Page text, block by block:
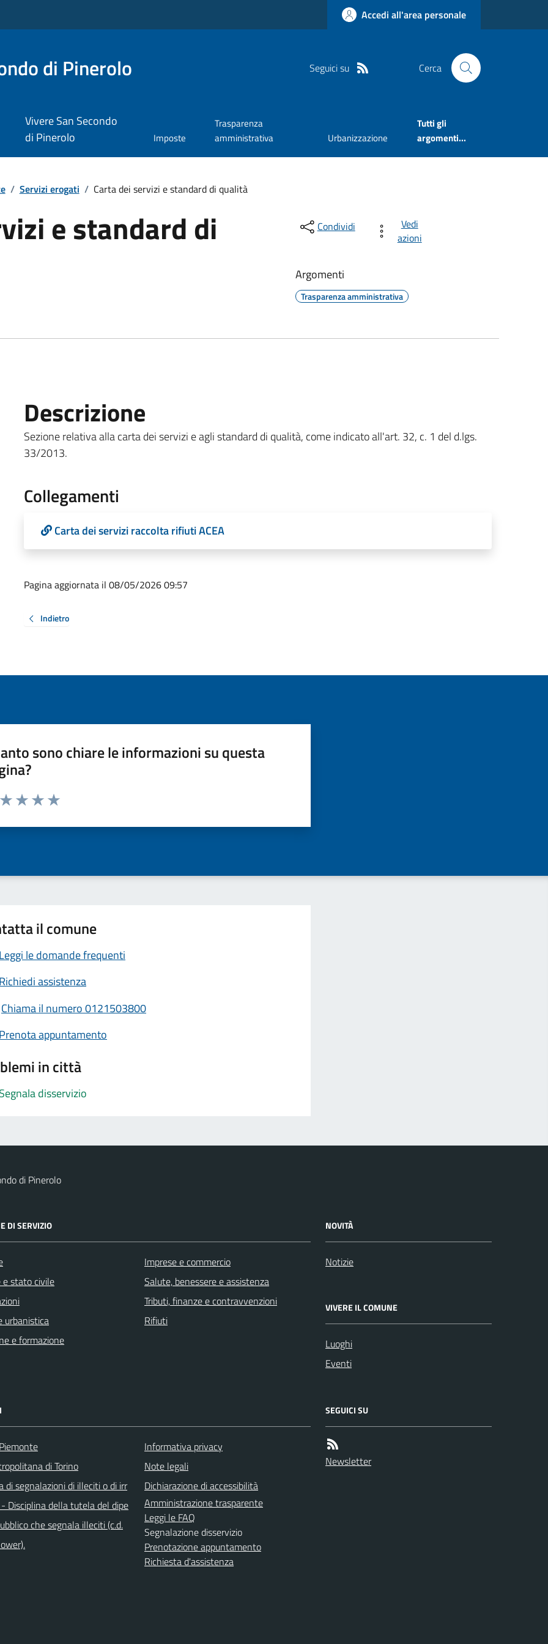
Accedi all'area personale
di Pinerolo Seguici su Cerca
Vivere San Secondo
di Pinerolo
Imposte
Trasparenza
amministrativa
Urbanizzazione
Tutti gli
argomenti...
/ Servizi erogati / Carta dei servizi e standard di qualità
e standard di Condividi
Vedi
azioni
Argomenti
Trasparenza amministrativa
Descrizione
Sezione relativa alla carta dei servizi e agli standard di qualità, come indicato all'art. 32, c. 1 del d.lgs.
33/2013.
Collegamenti
Carta dei servizi raccolta rifiuti ACEA
Pagina aggiornata il 08/05/2026 09:57
Indietro
sono chiare le informazioni su questa
da 1 a 5 stelle la pagina
il comune
Leggi le domande frequenti
Richiedi assistenza
Chiama il numero 0121503800
Prenota appuntamento
in città
Segnala disservizio
di Pinerolo
DI SERVIZIO
e stato civile
urbanistica
e formazione
Imprese e commercio
Salute, benessere e assistenza
Tributi, finanze e contravvenzioni
Rifiuti
NOVITÀ
Notizie
VIVERE IL COMUNE
Luoghi
Eventi
di Torino
di segnalazioni di illeciti o di irr
Disciplina della tutela del dipe
che segnala illeciti (c.d.
Informativa privacy
Note legali
Dichiarazione di accessibilità
Amministrazione trasparente
Leggi le FAQ
Segnalazione disservizio
Prenotazione appuntamento
Richiesta d'assistenza
SEGUICI SU
Newsletter